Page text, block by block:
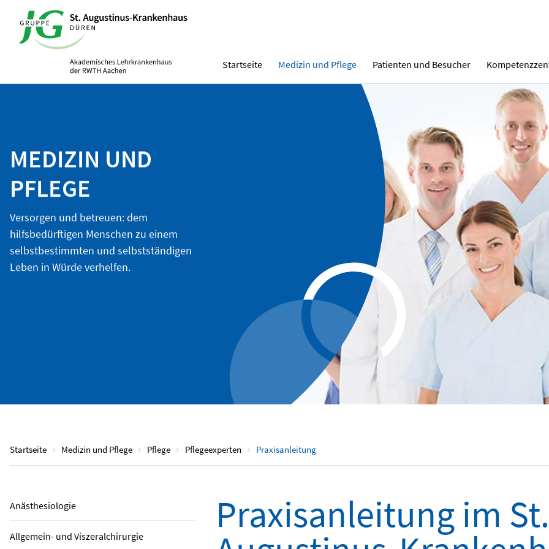
Startseite Medizin und Pflege Patienten und Besucher
MEDIZIN UND
PFLEGE
Versorgen und betreuen: dem
hilfsbedürftigen Menschen zu einem
selbstbestimmten und selbstständigen
Leben in Würde verhelfen.
Startseite Medizin und Pflege Pflege Pflegeexperten Praxisanleitung
Anästhesiologie
Allgemein- und Viszeralchirurgie Praxisanleitung im St.